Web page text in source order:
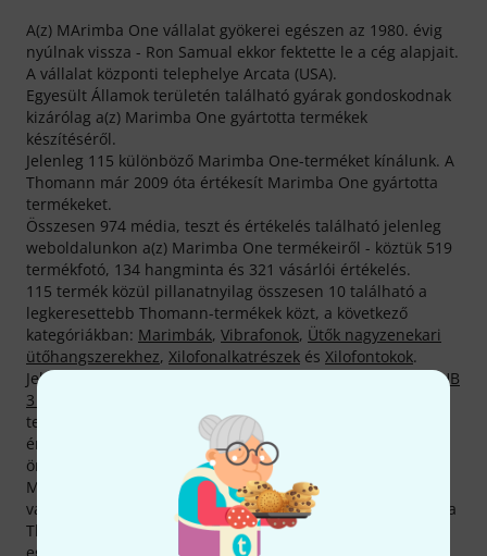
A(z) MArimba One vállalat gyökerei egészen az 1980. évig
nyúlnak vissza - Ron Samual ekkor fektette le a cég alapjait.
A vállalat központi telephelye Arcata (USA).
Egyesült Államok területén található gyárak gondoskodnak
kizárólag a(z) Marimba One gyártotta termékek
készítéséről.
Jelenleg 115 különböző Marimba One-terméket kínálunk. A
Thomann már 2009 óta értékesít Marimba One gyártotta
termékeket.
Összesen 974 média, teszt és értékelés található jelenleg
weboldalunkon a(z) Marimba One termékeiről - köztük 519
termékfotó, 134 hangminta és 321 vásárlói értékelés.
115 termék közül pillanatnyilag összesen 10 található a
legkeresettebb Thomann-termékek közt, a következő
kategóriákban: Marimbák, Vibrafonok, Ütők nagyzenekari
ütőhangszerekhez, Xilofonalkatrészek és Xilofontokok.
Jelenleg legkeresettebb termékünk neve
Marimba One DHB
3 Double Helix Mallets
termék pedig az áruházunkból eddig 2.000 alkalommal
értékesített, vásárlóink körében nagy népszerűségnek
örvendő
Marimba One RSB3 Round Sound Mallets
Marimba One -termékekre általában csupán 2 év garancia
van érvényben, mi azonban nem elégszünk meg ennyivel a
Thomann-nál, és saját zsebünkre gondoskodunk további